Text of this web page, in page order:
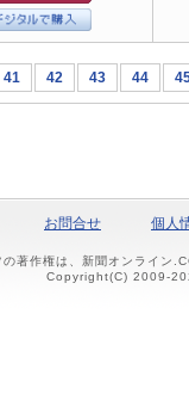
41 42 43 44
お問合せ 個人
著作権は、新聞オンライン
Copyright(C) 2009-